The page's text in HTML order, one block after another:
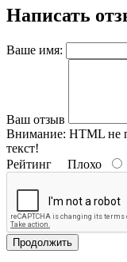
Написать
Ваше имя:
Ваш отзыв
Внимание: HTML не
текст!
Рейтинг Плохо
Продолжить